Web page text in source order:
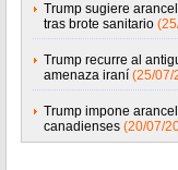
Trump sugiere
tras brote sanitario
Trump recurre al
amenaza iraní (25/07/
Trump impone
canadienses (20/07/